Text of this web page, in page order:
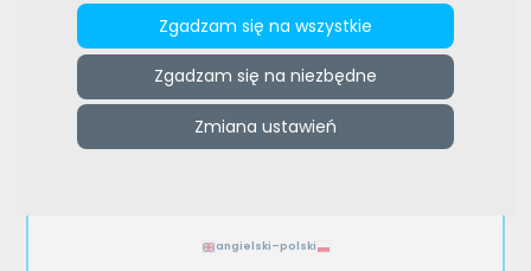
Zgadzam się na wszystkie
Zgadzam się na niezbędne
Zmiana ustawień
Metropolitan Language Professionals
Oferujemy zarówno tłumaczenia przysięgłe, jak
i zwykłe, z wszystkich języków: angielski, niemiecki,
włoski, hiszpański, rosyjski, ukraiński, czeski,
angielski–polski